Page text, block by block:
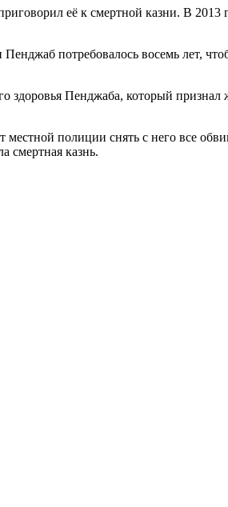
её к смертной казни. В
потребовалось восемь лет,
здоровья Пенджаба, который
полиции снять с него все
смертная казнь.